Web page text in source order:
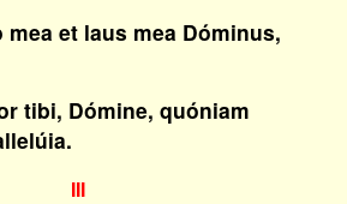
et laus mea Dóminus,
tibi, Dómine, quóniam
III